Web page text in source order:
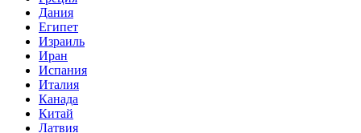
Дания
Египет
Израиль
Иран
Испания
Италия
Канада
Китай
Латвия